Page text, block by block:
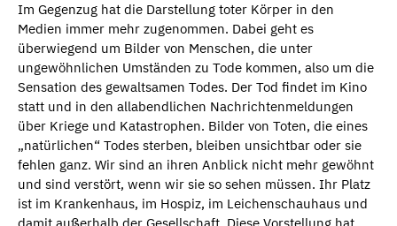
Im Gegenzug hat die Darstellung toter Körper in den
Medien immer mehr zugenommen. Dabei geht es
überwiegend um Bilder von Menschen, die unter
ungewöhnlichen Umständen zu Tode kommen, also um die
Sensation des gewaltsamen Todes. Der Tod findet im Kino
statt und in den allabendlichen Nachrichtenmeldungen
über Kriege und Katastrophen. Bilder von Toten, die eines
„natürlichen“ Todes sterben, bleiben unsichtbar oder sie
fehlen ganz. Wir sind an ihren Anblick nicht mehr gewöhnt
und sind verstört, wenn wir sie so sehen müssen. Ihr Platz
ist im Krankenhaus, im Hospiz, im Leichenschauhaus und